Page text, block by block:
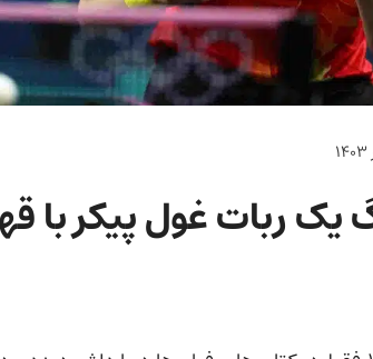
ربات غول پیکر با